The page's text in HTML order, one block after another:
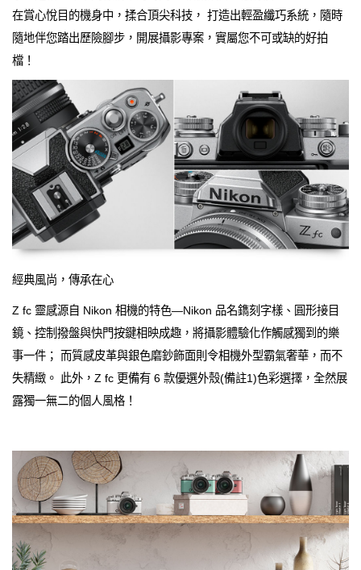
在賞心悅目的機身中，揉合頂尖科技， 打造出輕盈纖巧系統，隨時
隨地伴您踏出歷險腳步，開展攝影專案，實屬您不可或缺的好拍
檔！
經典風尚，傳承在心
Z fc 靈感源自 Nikon 相機的特色—Nikon 品名鐫刻字樣、圓形接目
鏡、控制撥盤與快門按鍵相映成趣，將攝影體驗化作觸感獨到的樂
事一件； 而質感皮革與銀色磨鈔飾面則令相機外型霸氣奢華，而不
失精緻。 此外，Z fc 更備有 6 款優選外殼(備註1)色彩選擇，全然展
露獨一無二的個人風格！